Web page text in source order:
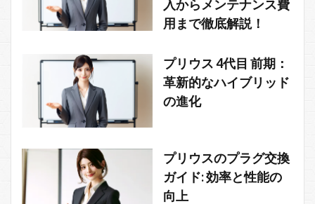
入からメンテナンス費
用まで徹底解説！
プリウス 4代目 前期：
革新的なハイブリッド
の進化
プリウスのプラグ交換
ガイド: 効率と性能の
向上